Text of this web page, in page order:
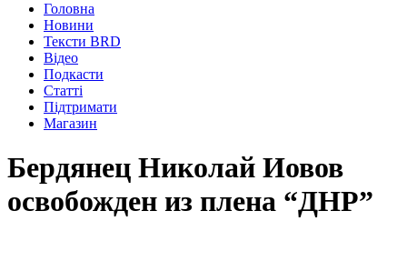
Головна
Новини
Тексти BRD
Відео
Подкасти
Статті
Підтримати
Магазин
Бердянец Николай Иовов
освобожден из плена “ДНР”